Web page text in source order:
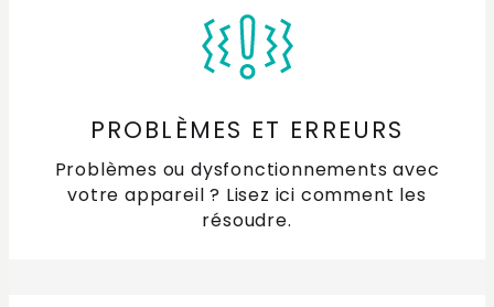
Quelle est la couleur de mon éclairage LED ?
aspirantes ?
Économies d'énergie dans la cuisine
PROBLÈMES ET ERREURS
Problèmes ou dysfonctionnements avec
votre appareil ? Lisez ici comment les
résoudre.